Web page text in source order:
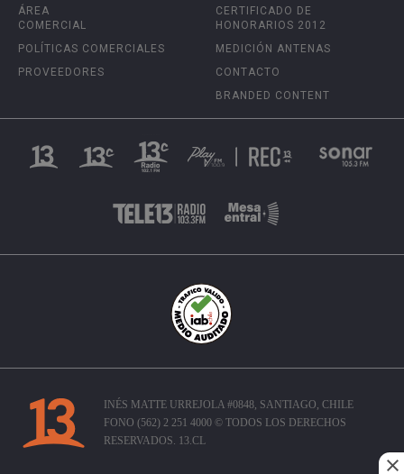
ÁREA
COMERCIAL
POLÍTICAS COMERCIALES
PROVEEDORES
CERTIFICADO DE
HONORARIOS 2012
MEDICIÓN ANTENAS
CONTACTO
BRANDED CONTENT
INÉS MATTE URREJOLA #0848, SANTIAGO, CHILE
FONO (562) 2 251 4000 © TODOS LOS DERECHOS
RESERVADOS. 13.CL